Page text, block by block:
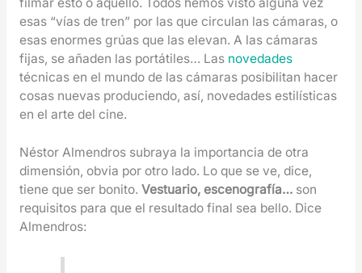
esas “vías de tren” por las que circulan las cámaras, o
esas enormes grúas que las elevan. A las cámaras
fijas, se añaden las portátiles… Las novedades
técnicas en el mundo de las cámaras posibilitan hacer
cosas nuevas produciendo, así, novedades estilísticas
en el arte del cine.
Néstor Almendros subraya la importancia de otra
dimensión, obvia por otro lado. Lo que se ve, dice,
tiene que ser bonito. Vestuario, escenografía…son
requisitos para que el resultado final sea bello. Dice
Almendros: